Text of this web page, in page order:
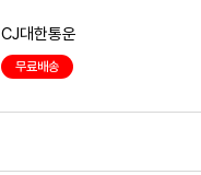
CJ대한통운
무료배송